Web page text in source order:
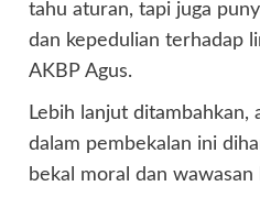
tahu aturan, tapi juga
dan kepedulian terhadap
AKBP Agus.
Lebih lanjut ditambahkan,
dalam pembekalan ini
bekal moral dan wawasan